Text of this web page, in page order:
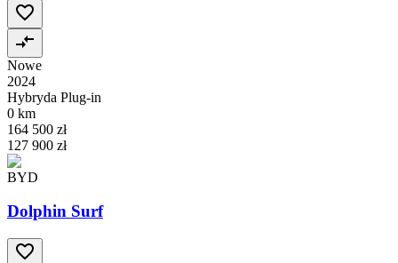
Nowe
2024
Hybryda Plug-in
0 km
164 500 zł
127 900 zł
BYD
Dolphin Surf